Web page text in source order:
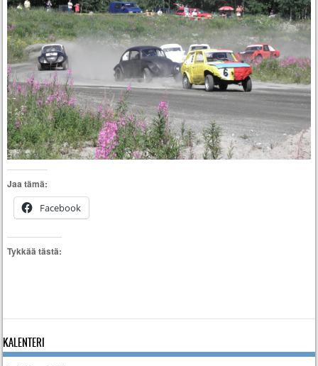
Jaa tämä:
Facebook
Tykkää tästä:
KALENTERI